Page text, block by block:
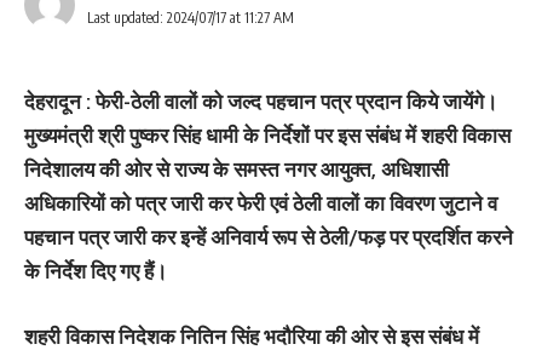
Last updated: 2024/07/17 at 11:27 AM
देहरादून : फेरी-ठेली वालों को जल्द पहचान पत्र प्रदान किये जायेंगे।
मुख्यमंत्री श्री पुष्कर सिंह धामी के निर्देशों पर इस संबंध में शहरी विकास
निदेशालय की ओर से राज्य के समस्त नगर आयुक्त, अधिशासी
अधिकारियों को पत्र जारी कर फेरी एवं ठेली वालों का विवरण जुटाने व
पहचान पत्र जारी कर इन्हें अनिवार्य रूप से ठेली/फड़ पर प्रदर्शित करने
के निर्देश दिए गए हैं।
शहरी विकास निदेशक नितिन सिंह भदौरिया की ओर से इस संबंध में